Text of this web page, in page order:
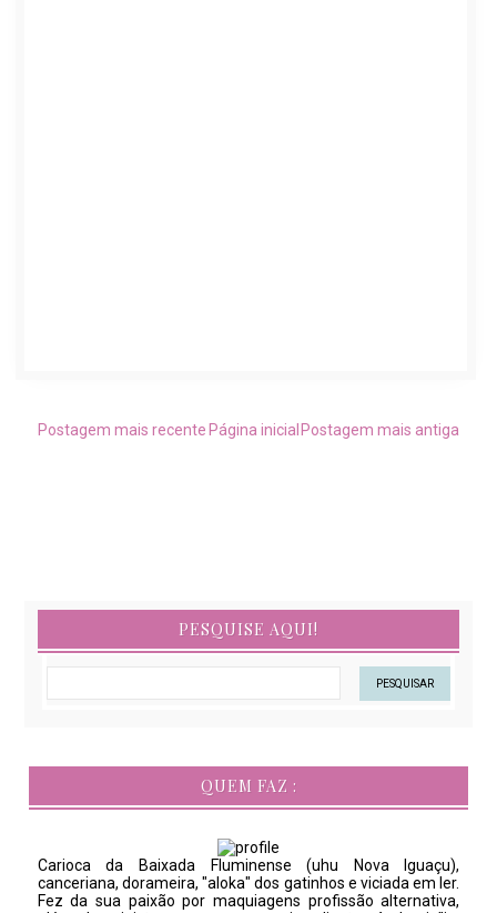
Postagem mais recente Postagem mais antiga
Página inicial
PESQUISE AQUI!
QUEM FAZ :
Carioca da Baixada Fluminense (uhu Nova Iguaçu),
canceriana, dorameira, "aloka" dos gatinhos e viciada em ler.
Fez da sua paixão por maquiagens profissão alternativa,